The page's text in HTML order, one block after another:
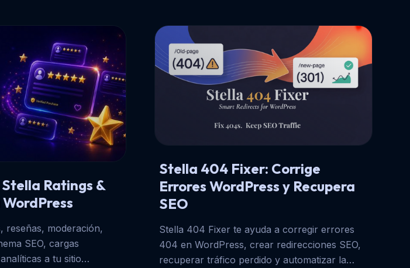
Ratings &
reseñas, moderación,
SEO, cargas
a tu sitio
Stella 404 Fixer: Corrige
Errores WordPress y Recupera
SEO
Stella 404 Fixer te ayuda a corregir errores
404 en WordPress, crear redirecciones SEO,
recuperar tráfico perdido y automatizar la